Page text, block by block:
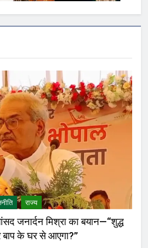
राज्य
जनार्दन मिश्रा का बयान—“शुद्ध
बाप के घर से आएगा?”